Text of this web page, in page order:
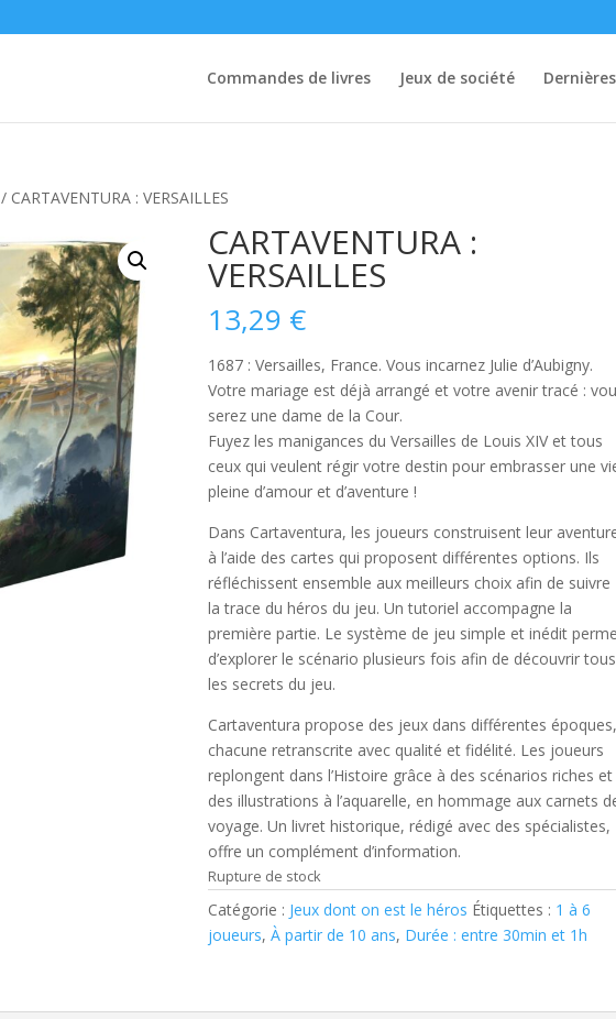
Commandes de livres Jeux de société
/ CARTAVENTURA : VERSAILLES
CARTAVENTURA :
VERSAILLES
13,29 €
1687 : Versailles, France. Vous incarnez Julie d’Aubigny.
Votre mariage est déjà arrangé et votre avenir tracé :
serez une dame de la Cour.
Fuyez les manigances du Versailles de Louis XIV et tous
ceux qui veulent régir votre destin pour embrasser une
pleine d’amour et d’aventure !
Dans Cartaventura, les joueurs construisent leur
à l’aide des cartes qui proposent différentes options. Ils
réfléchissent ensemble aux meilleurs choix afin de suivre
la trace du héros du jeu. Un tutoriel accompagne la
première partie. Le système de jeu simple et inédit
d’explorer le scénario plusieurs fois afin de découvrir tous
les secrets du jeu.
Cartaventura propose des jeux dans différentes époques,
chacune retranscrite avec qualité et fidélité. Les joueurs
replongent dans l’Histoire grâce à des scénarios riches et
des illustrations à l’aquarelle, en hommage aux carnets
voyage. Un livret historique, rédigé avec des spécialistes,
offre un complément d’information.
Rupture de stock
Catégorie : Jeux dont on est le héros Étiquettes : 1 à 6
joueurs,À partir de 10 ans, Durée : entre 30min et 1h